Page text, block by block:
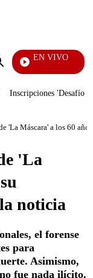
Enviar
EN VIVO
La
Inscripciones 'Desafío'
'La Máscara' a los 60
'La
noticia
el forense
para
Asimismo,
fue nada ilícito.